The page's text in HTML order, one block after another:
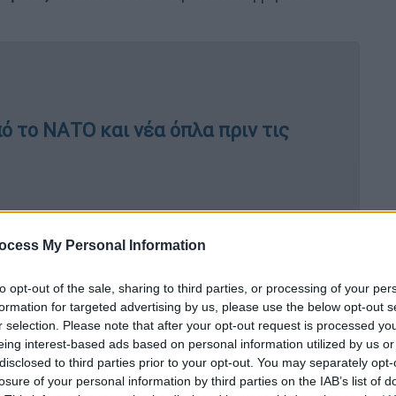
My Personal Information
opt-out of the sale, sharing to third parties, or processing of your
for targeted advertising by us, please use the below opt-out
selection. Please note that after your opt-out request is processed
interest-based ads based on personal information utilized by us
to third parties prior to your opt-out. You may separately
of your personal information by third parties on the IAB’s list of
το ΝΑΤΟ και νέα όπλα πριν τις
το παλάτι του Άσαντ στο Χαλέπι:
δυνάμεις της αντιπολίτευσης